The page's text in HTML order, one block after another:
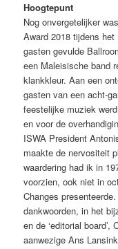
Hoogtepunt
Nog onvergetelijker
Award 2018 tijdens
gasten gevulde
een Maleisische band
klankkleur. Aan een
gasten van een acht-
feestelijke muziek
en voor de
ISWA President
maakte de nervositeit
waardering had ik in
voorzien, ook niet in
Changes
dankwoorden, in het
en de ‘editorial
aanwezige Ans